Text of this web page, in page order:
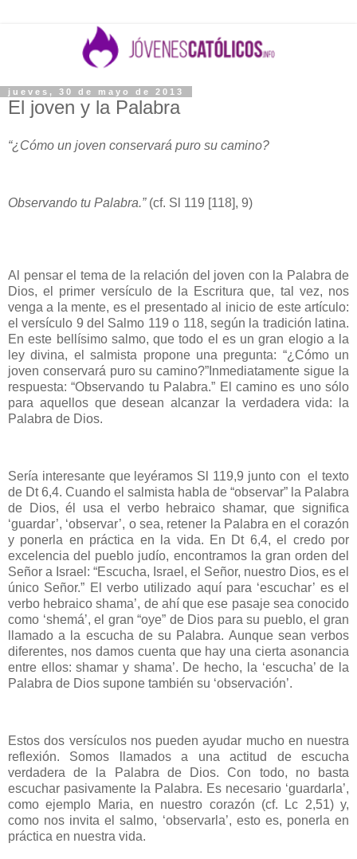
jueves, 30 de mayo de 2013
El joven y la Palabra
“¿Cómo un joven conservará puro su camino?
Observando tu Palabra.”(cf. Sl 119 [118], 9)
Al pensar el tema de la relación del joven con la Palabra de
Dios, el primer versículo de la Escritura que, tal vez, nos
venga a la mente, es el presentado al inicio de este artículo:
el versículo 9 del Salmo 119 o 118, según la tradición latina.
En este bellísimo salmo, que todo el es un gran elogio a la
ley divina, el salmista propone una pregunta: “¿Cómo un
joven conservará puro su camino?”Inmediatamente sigue la
respuesta: “Observando tu Palabra.” El camino es uno sólo
para aquellos que desean alcanzar la verdadera vida: la
Palabra de Dios.
Sería interesante que leyéramos Sl 119,9 junto con el texto
de Dt 6,4. Cuando el salmista habla de “observar” la Palabra
de Dios, él usa el verbo hebraico shamar, que significa
‘guardar’, ‘observar’, o sea, retener la Palabra en el corazón
y ponerla en práctica en la vida. En Dt 6,4, el credo por
excelencia del pueblo judío, encontramos la gran orden del
Señor a Israel: “Escucha, Israel, el Señor, nuestro Dios, es el
único Señor.” El verbo utilizado aquí para ‘escuchar’ es el
verbo hebraico shama’, de ahí que ese pasaje sea conocido
como ‘shemá’, el gran “oye” de Dios para su pueblo, el gran
llamado a la escucha de su Palabra. Aunque sean verbos
diferentes, nos damos cuenta que hay una cierta asonancia
entre ellos: shamar y shama’. De hecho, la ‘escucha’ de la
Palabra de Dios supone también su ‘observación’.
Estos dos versículos nos pueden ayudar mucho en nuestra
reflexión. Somos llamados a una actitud de escucha
verdadera de la Palabra de Dios. Con todo, no basta
escuchar pasivamente la Palabra. Es necesario ‘guardarla’,
como ejemplo Maria, en nuestro corazón (cf. Lc 2,51) y,
como nos invita el salmo, ‘observarla’, esto es, ponerla en
práctica en nuestra vida.